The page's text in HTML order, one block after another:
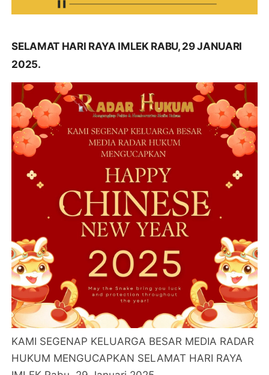
SELAMAT HARI RAYA IMLEK RABU, 29 JANUARI
2025.
KAMI SEGENAP KELUARGA BESAR MEDIA RADAR
HUKUM MENGUCAPKAN SELAMAT HARI RAYA